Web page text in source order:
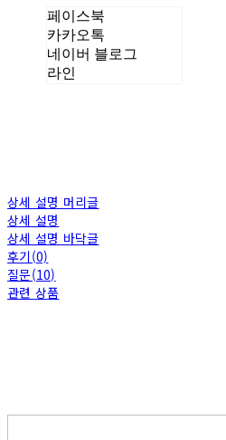
페이스북
카카오톡
네이버 블로그
라인
상세 설명 머리글
상세 설명
상세 설명 바닥글
후기(0)
질문(10)
관련 상품